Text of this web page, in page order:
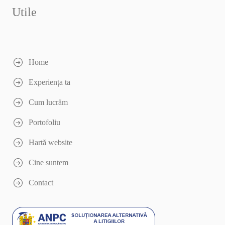
Utile
Home
Experiența ta
Cum lucrăm
Portofoliu
Hartă website
Cine suntem
Contact